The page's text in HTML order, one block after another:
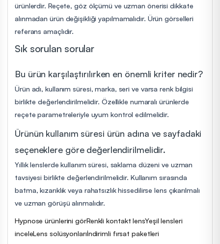
ürünlerdir. Reçete, göz ölçümü ve uzman önerisi dikkate
alınmadan ürün değişikliği yapılmamalıdır. Ürün görselleri
referans amaçlıdır.
Sık sorulan sorular
Bu ürün karşılaştırılırken en önemli kriter nedir?
Ürün adı, kullanım süresi, marka, seri ve varsa renk bilgisi
birlikte değerlendirilmelidir. Özellikle numaralı ürünlerde
reçete parametreleriyle uyum kontrol edilmelidir.
Ürünün kullanım süresi ürün adına ve sayfadaki
seçeneklere göre değerlendirilmelidir.
Yıllık lenslerde kullanım süresi, saklama düzeni ve uzman
tavsiyesi birlikte değerlendirilmelidir. Kullanım sırasında
batma, kızarıklık veya rahatsızlık hissedilirse lens çıkarılmalı
ve uzman görüşü alınmalıdır.
Hypnose ürünlerini görRenkli kontakt lensYeşil lensleri
inceleLens solüsyonlarıİndirimli fırsat paketleri